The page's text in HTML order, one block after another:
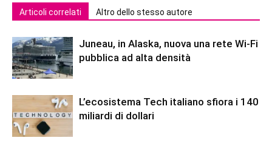
Articoli correlati Altro dello stesso autore
Juneau, in Alaska, nuova una rete Wi-Fi
pubblica ad alta densità
L’ecosistema Tech italiano sfiora i 140
miliardi di dollari